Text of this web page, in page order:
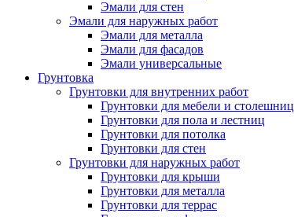
Эмали для стен
Эмали для наружных работ
Эмали для металла
Эмали для фасадов
Эмали универсальные
Грунтовка
Грунтовки для внутренних работ
Грунтовки для мебели и столешниц
Грунтовки для пола и лестниц
Грунтовки для потолка
Грунтовки для стен
Грунтовки для наружных работ
Грунтовки для крыши
Грунтовки для металла
Грунтовки для террас